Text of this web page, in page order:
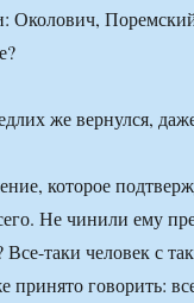
Околович,
же вернулся,
которое
Не чинили ему
таки человек с
говорить: